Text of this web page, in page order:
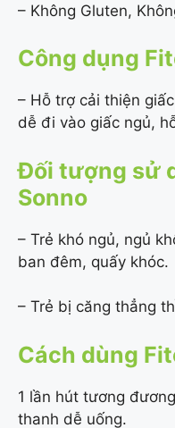
– Không Gluten,
Công dụng
– Hỗ trợ cải thiện
dễ đi vào giấc ngủ,
Đối tượng sử
Sonno
– Trẻ khó ngủ, ngủ
ban đêm, quấy khóc.
– Trẻ bị căng thẳng
Cách dùng
1 lần hút tương
thanh dễ uống.